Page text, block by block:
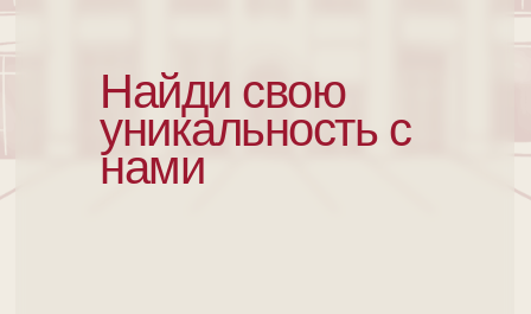
Найди свою
уникальность с
нами